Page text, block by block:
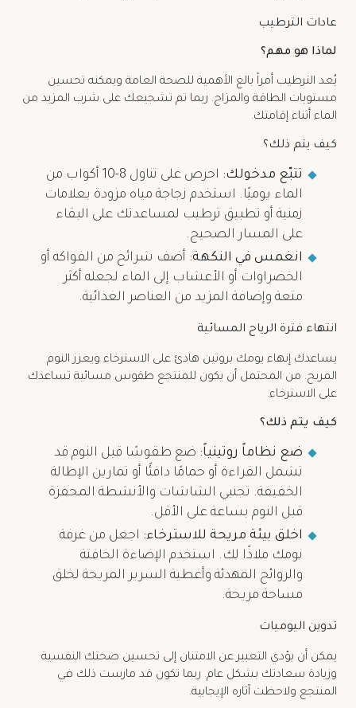
عادات الترطيب
لماذا هو مهم؟
يُعد الترطيب أمراً بالغ الأهمية للصحة العامة ويمكنه تحسين
مستويات الطاقة والمزاج. ربما تم تشجيعك على شرب المزيد من
الماء أثناء إقامتك.
كيف يتم ذلك؟
تتبّع مدخولك:
احرص على تناول 8-10 أكواب من
الماء يوميًا. استخدم زجاجة مياه مزودة بعلامات
زمنية أو تطبيق ترطيب لمساعدتك على البقاء
على المسار الصحيح.
انغمس في النكهة: أضف شرائح من الفواكه أو
الخضراوات أو الأعشاب إلى الماء لجعله أكثر
متعة وإضافة المزيد من العناصر الغذائية.
انتهاء فترة الرياح المسائية
يساعدك إنهاء يومك بروتين هادئ على الاسترخاء ويعزز النوم
المريح. من المحتمل أن يكون للمنتجع طقوس مسائية تساعدك
على الاسترخاء.
كيف يتم ذلك؟
ضع نظاماً روتينياً: ضع طقوسًا قبل النوم قد
تشمل القراءة أو حمامًا دافئًا أو تمارين الإطالة
الخفيفة. تجنبي الشاشات والأنشطة المحفزة
قبل النوم بساعة على الأقل.
اخلق بيئة مريحة للاسترخاء: اجعل من غرفة
نومك ملاذًا لك. استخدم الإضاءة الخافتة
والروائح المهدئة وأغطية السرير المريحة لخلق
مساحة مريحة.
تدوين اليوميات
يمكن أن يؤدي التعبير عن الامتنان إلى تحسين صحتك النفسية
وزيادة سعادتك بشكل عام. ربما تكون قد مارست ذلك في
المنتجع ولاحظت آثاره الإيجابية.